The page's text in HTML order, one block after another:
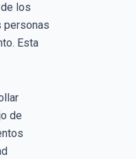
los
personas
Esta
de